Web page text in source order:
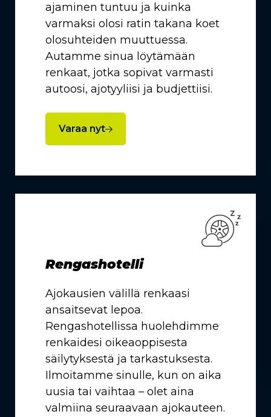
ajaminen tuntuu ja kuinka
varmaksi olosi ratin takana koet
olosuhteiden muuttuessa.
Autamme sinua löytämään
renkaat, jotka sopivat varmasti
autoosi, ajotyyliisi ja budjettiisi.
Varaa nyt
Rengashotelli
Ajokausien välillä renkaasi
ansaitsevat lepoa.
Rengashotellissa huolehdimme
renkaidesi oikeaoppisesta
säilytyksestä ja tarkastuksesta.
Ilmoitamme sinulle, kun on aika
uusia tai vaihtaa – olet aina
valmiina seuraavaan ajokauteen.